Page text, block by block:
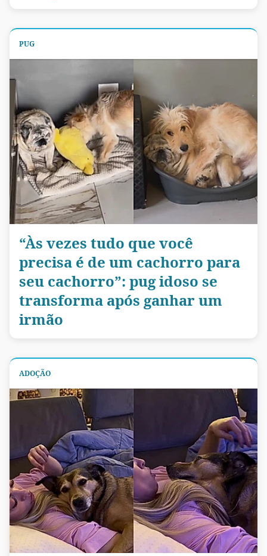
PUG
“Às vezes tudo que você
precisa é de um cachorro para
seu cachorro”: pug idoso se
transforma após ganhar um
irmão
ADOÇÃO